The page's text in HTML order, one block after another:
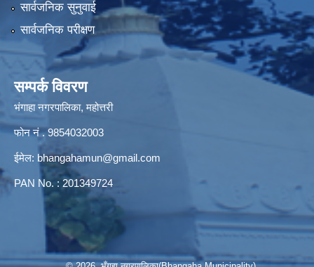
सार्वजनिक सुनुवाई
सार्वजनिक परीक्षण
सम्पर्क विवरण
भंगाहा नगरपालिका, महोत्तरी
फोन नं . 9854032003
ईमेल: bhangahamun@gmail.com
PAN No. : 201349724